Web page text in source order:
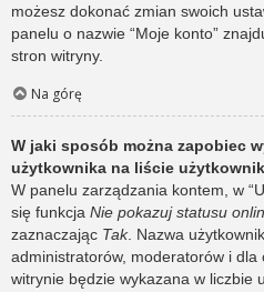
możesz dokonać zmian swoich
panelu o nazwie “Moje konto”
stron witryny.
Na górę
W jaki sposób można zapobiec
użytkownika na liście
W panelu zarządzania kontem, w
się funkcja Nie pokazuj statusu
zaznaczając Tak. Nazwa
administratorów, moderatorów i dla
witrynie będzie wykazana w liczbie